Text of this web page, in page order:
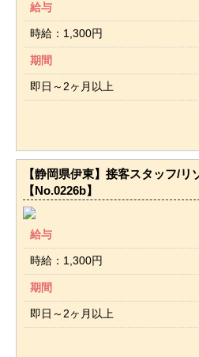
給与
時給：1,300円
期間
即日～2ヶ月以上
【静岡県伊東】接客スタッフ/
【No.0226b】
給与
時給：1,300円
期間
即日～2ヶ月以上